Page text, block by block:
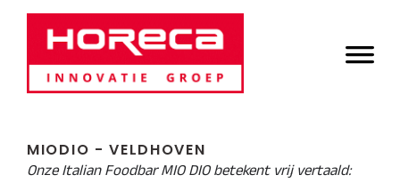
Door
naar
de
hoofd
Horeca Innovatie
Groep
Header
MIODIO - VELDHOVEN
Onze Italian Foodbar MIO DIO betekent vrij vertaald: